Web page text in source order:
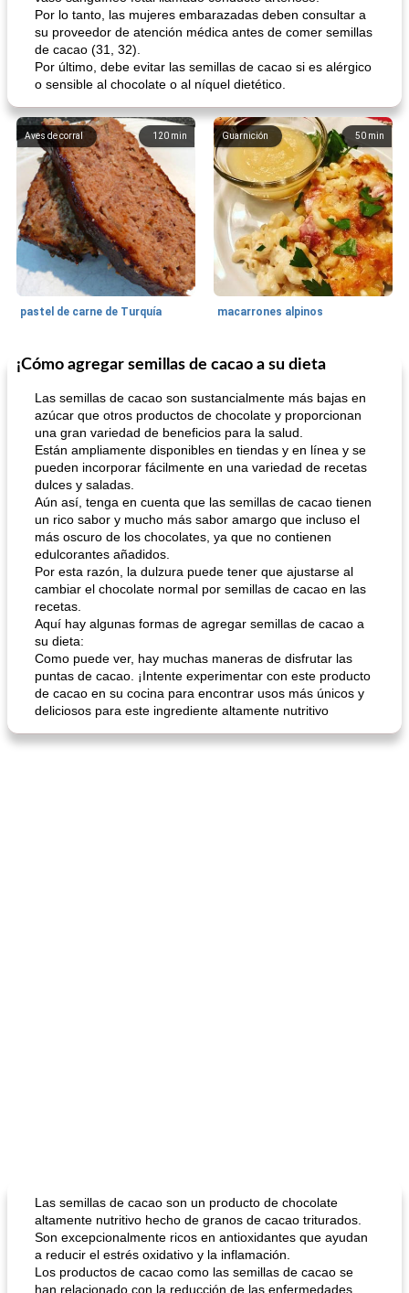
Por lo tanto, las mujeres embarazadas deben consultar a
su proveedor de atención médica antes de comer semillas
de cacao (31, 32).
Por último, debe evitar las semillas de cacao si es alérgico
o sensible al chocolate o al níquel dietético.
120 min
Aves de corral
pastel de carne de Turquía
50 min
Guarnición
macarrones alpinos
215 min
Cocina del mundo
mochi fácil
Arroz blanco
Salsa de salchicha picante
¡Cómo agregar semillas de cacao a su dieta
Las semillas de cacao son sustancialmente más bajas en
azúcar que otros productos de chocolate y proporcionan
una gran variedad de beneficios para la salud.
Están ampliamente disponibles en tiendas y en línea y se
pueden incorporar fácilmente en una variedad de recetas
dulces y saladas.
Aún así, tenga en cuenta que las semillas de cacao tienen
un rico sabor y mucho más sabor amargo que incluso el
más oscuro de los chocolates, ya que no contienen
edulcorantes añadidos.
Por esta razón, la dulzura puede tener que ajustarse al
cambiar el chocolate normal por semillas de cacao en las
recetas.
Aquí hay algunas formas de agregar semillas de cacao a
su dieta:
Como puede ver, hay muchas maneras de disfrutar las
puntas de cacao. ¡Intente experimentar con este producto
de cacao en su cocina para encontrar usos más únicos y
deliciosos para este ingrediente altamente nutritivo
Las semillas de cacao son un producto de chocolate
altamente nutritivo hecho de granos de cacao triturados.
Son excepcionalmente ricos en antioxidantes que ayudan
a reducir el estrés oxidativo y la inflamación.
Los productos de cacao como las semillas de cacao se
han relacionado con la reducción de las enfermedades